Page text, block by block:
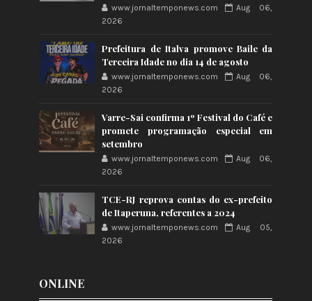
www.jornaltemponews.com
Aug 06,
2026
Prefeitura de Italva promove Baile da
Terceira Idade no dia 14 de agosto
www.jornaltemponews.com
Aug 06,
2026
Varre-Sai confirma 1º Festival do Café e
promete programação especial em
setembro
www.jornaltemponews.com
Aug 06,
2026
TCE-RJ reprova contas do ex-prefeito
de Itaperuna, referentes a 2024
www.jornaltemponews.com
Aug 05,
2026
ONLINE